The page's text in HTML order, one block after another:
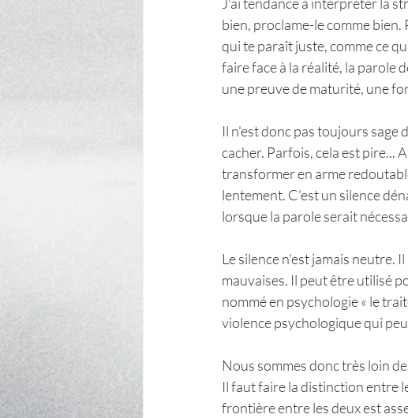
bien, proclame-le comme bien.
qui te paraît juste, comme ce
faire face à la réalité, la parole
une preuve de maturité, une
Il n'est donc pas toujours sage
cacher. Parfois, cela est pire...
transformer en arme
lentement. C'est un silence
lorsque la parole serait
Le silence n'est jamais neutre.
mauvaises. Il peut être utilisé
nommé en psychologie « le
violence psychologique qui
Nous sommes donc très loin de
Il faut faire la distinction entre
frontière entre les deux est